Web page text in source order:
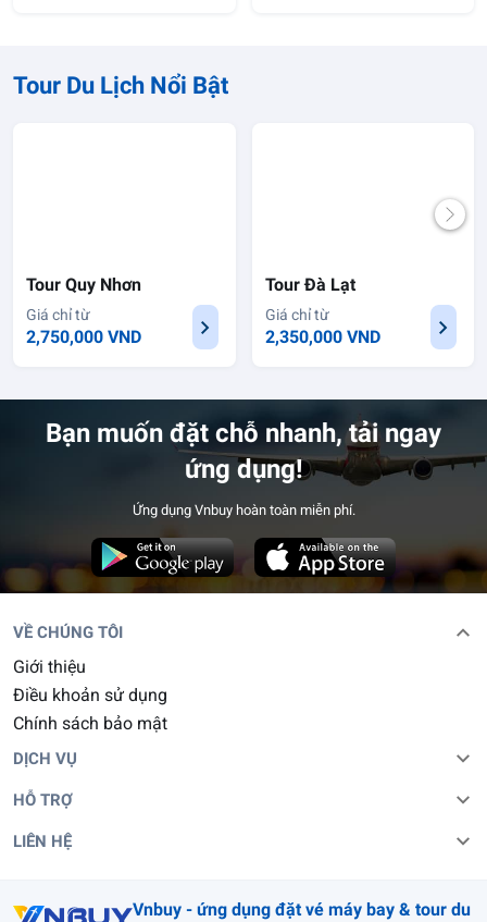
Tour Du Lịch Nổi Bật
Tour Quy Nhơn
Giá chỉ từ
2,750,000 VND
Tour Đà Lạt
Giá chỉ từ
2,350,000 VND
Bạn muốn đặt chỗ nhanh, tải ngay
ứng dụng!
Ứng dụng Vnbuy hoàn toàn miễn phí.
VỀ CHÚNG TÔI
Giới thiệu
Điều khoản sử dụng
Chính sách bảo mật
DỊCH VỤ
HỖ TRỢ
LIÊN HỆ
Vnbuy - ứng dụng đặt vé máy bay & tour du